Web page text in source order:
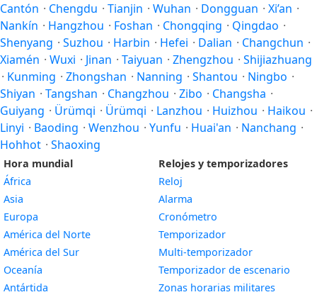
Cantón · Chengdu · Tianjin · Wuhan · Dongguan · Xi’an ·
Nankín · Hangzhou · Foshan · Chongqing · Qingdao ·
Shenyang · Suzhou · Harbin · Hefei · Dalian · Changchun ·
Xiamén · Wuxi · Jinan · Taiyuan · Zhengzhou · Shijiazhuang
· Kunming · Zhongshan · Nanning · Shantou · Ningbo ·
Shiyan · Tangshan · Changzhou · Zibo · Changsha ·
Guiyang · Ürümqi · Ürümqi · Lanzhou · Huizhou · Haikou ·
Linyi · Baoding · Wenzhou · Yunfu · Huai'an · Nanchang ·
Hohhot · Shaoxing
Hora mundial
África
Asia
Europa
América del Norte
América del Sur
Oceanía
Antártida
Relojes y temporizadores
Reloj
Alarma
Cronómetro
Temporizador
Multi-temporizador
Temporizador de escenario
Zonas horarias militares